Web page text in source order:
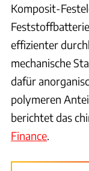
Komposit-
effizienter
mechanische
dafür
polymeren
berichtet das
Finance.